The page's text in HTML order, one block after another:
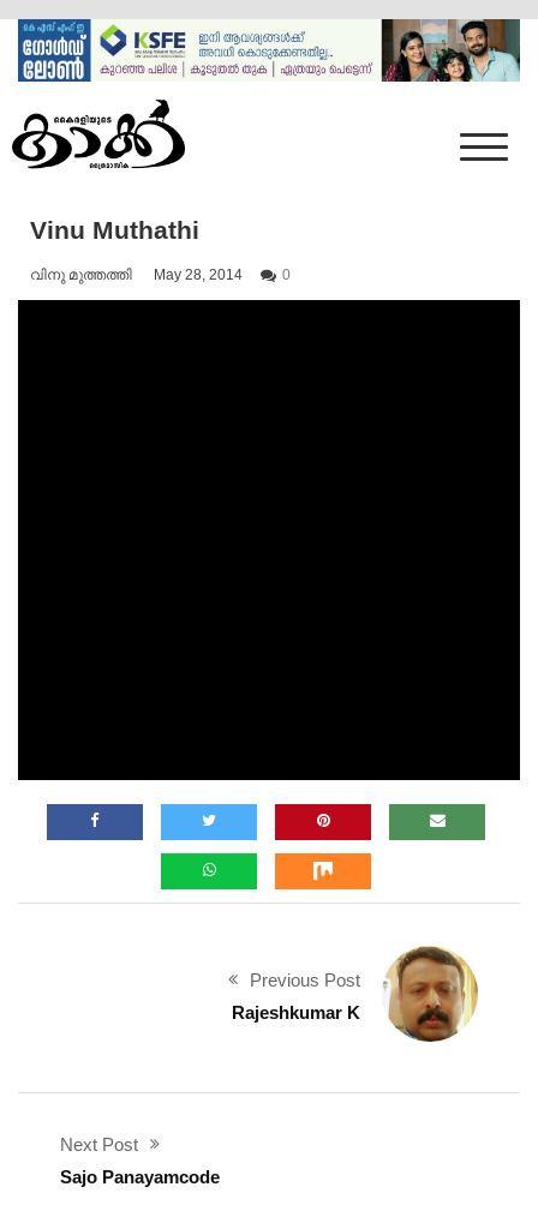
content
Vinu Muthathi
വിനു മുത്തത്തി May 28, 2014 0
Previous Post
Rajeshkumar K
Next Post
Sajo Panayamcode